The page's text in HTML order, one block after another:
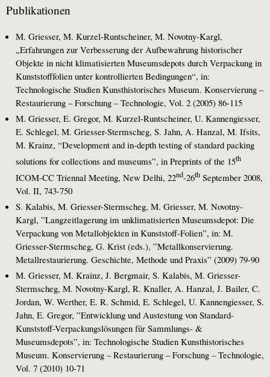
Publikationen
M. Griesser, M. Kurzel-Runtscheiner, M. Novotny-Kargl,
„Erfahrungen zur Verbesserung der Aufbewahrung historischer
Objekte in nicht klimatisierten Museumsdepots durch Verpackung in
Kunststofffolien unter kontrollierten Bedingungen“, in:
Technologische Studien Kunsthistorisches Museum. Konservierung –
Restaurierung – Forschung – Technologie, Vol. 2 (2005) 86-115
M. Griesser, E. Gregor, M. Kurzel-Runtscheiner, U. Kannengiesser,
E. Schlegel, M. Griesser-Stermscheg, S. Jahn, A. Hanzal, M. Ifsits,
M. Krainz, “Development and in-depth testing of standard packing
solutions for collections and museums”, in Preprints of the 15th
ICOM-CC Triennal Meeting, New Delhi, 22nd-26th September 2008,
Vol. II, 743-750
S. Kalabis, M. Griesser-Stermscheg, M. Griesser, M. Novotny-
Kargl, ”Langzeitlagerung im unklimatisierten Museumsdepot: Die
Verpackung von Metallobjekten in Kunststoff-Folien”, in: M.
Griesser-Stermscheg, G. Krist (eds.), ”Metallkonservierung.
Metallrestaurierung. Geschichte, Methode und Praxis” (2009) 79-90
M. Griesser, M. Krainz, J. Bergmair, S. Kalabis, M. Griesser-
Stermscheg, M. Novotny-Kargl, R. Knaller, A. Hanzal, J. Bailer, C.
Jordan, W. Werther, E. R. Schmid, E. Schlegel, U. Kannengiesser, S.
Jahn, E. Gregor, ”Entwicklung und Austestung von Standard-
Kunststoff-Verpackungslösungen für Sammlungs- &
Museumsdepots”, in: Technologische Studien Kunsthistorisches
Museum. Konservierung – Restaurierung – Forschung – Technologie,
Vol. 7 (2010) 10-71